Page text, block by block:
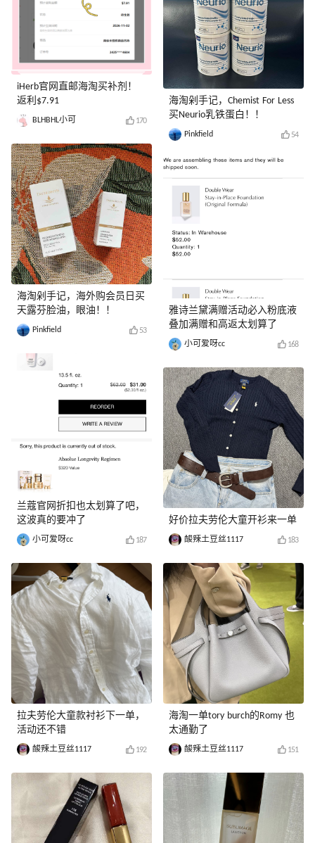
iHerb官网直邮海淘买补剂！
返利$7.91
BLHBHL小可 170
海淘剁手记，海外购会员日买
天露芬脸油，眼油！！
Pinkfield 53
兰蔻官网折扣也太划算了吧，
这波真的要冲了
小可爱呀cc 187
拉夫劳伦大童款衬衫下一单，
活动还不错
酸辣土豆丝1117 192
海淘剁手记，Chemist For Less
买Neurio乳铁蛋白！！
Pinkfield 54
雅诗兰黛满赠活动必入粉底液
叠加满赠和高返太划算了
小可爱呀cc 168
好价拉夫劳伦大童开衫来一单
酸辣土豆丝1117 183
海淘一单tory burch的Romy 也
太通勤了
酸辣土豆丝1117 151